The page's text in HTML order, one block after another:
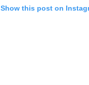
Show this post on